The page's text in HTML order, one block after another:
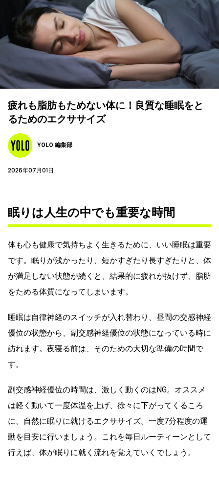
疲れも脂肪もためない体に！良質な睡眠をと
るためのエクササイズ
YOLO 編集部
2026年07月01日
眠りは人生の中でも重要な時間
体も心も健康で気持ちよく生きるために、いい睡眠は重要
です。眠りが浅かったり、短かすぎたり長すぎたりと、体
が満足しない状態が続くと、結果的に疲れが抜けず、脂肪
をためる体質になってしまいます。
睡眠は自律神経のスイッチが入れ替わり、昼間の交感神経
優位の状態から、副交感神経優位の状態になっている時に
訪れます。夜寝る前は、そのための大切な準備の時間で
す。
副交感神経優位の時間は、激しく動くのはNG。オススメ
は軽く動いて一度体温を上げ、徐々に下がってくるころ
に、自然に眠りに就けるエクササイズ。一度7分程度の運
動を目安に行いましょう。これを毎日ルーティーンとして
行えば、体が眠りに就く流れを覚えていくでしょう。